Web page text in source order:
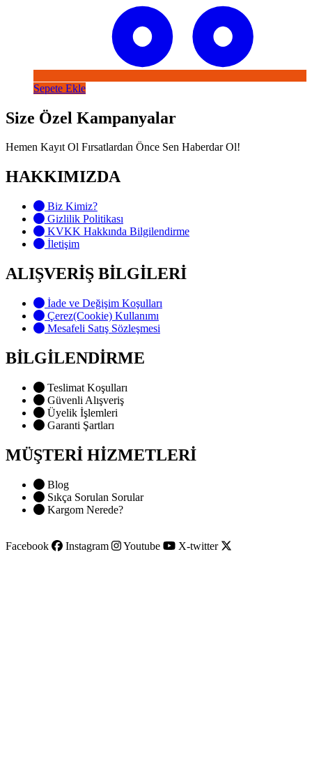
Sepete Ekle
Size Özel Kampanyalar
Hemen Kayıt Ol Fırsatlardan Önce Sen Haberdar Ol!
HAKKIMIZDA
Biz Kimiz?
Gizlilik Politikası
KVKK Hakkında Bilgilendirme
İletişim
ALIŞVERİŞ BİLGİLERİ
İade ve Değişim Koşulları
Çerez(Cookie) Kullanımı
Mesafeli Satış Sözleşmesi
BİLGİLENDİRME
Teslimat Koşulları
Güvenli Alışveriş
Üyelik İşlemleri
Garanti Şartları
MÜŞTERİ HİZMETLERİ
Blog
Sıkça Sorulan Sorular
Kargom Nerede?
Facebook Instagram Youtube X-twitter